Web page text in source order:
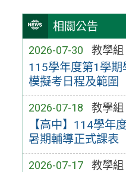
相關公告
2026-07-30 教學組
115學年度第1學
模擬考日程及範圍
2026-07-18 教學組
【高中】114學年
暑期輔導正式課表
2026-07-17 教學組